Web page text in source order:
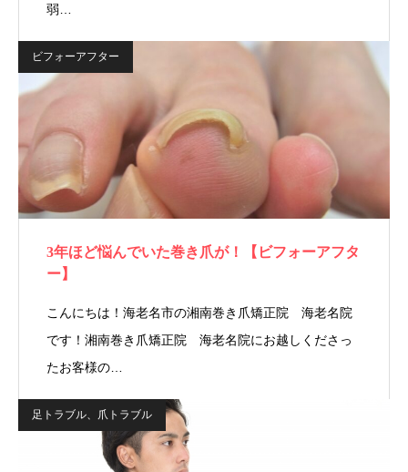
弱…
ビフォーアフター
3年ほど悩んでいた巻き爪が！【ビフォーアフタ
ー】
こんにちは！海老名市の湘南巻き爪矯正院 海老名院
です！湘南巻き爪矯正院 海老名院にお越しくださっ
たお客様の…
足トラブル、爪トラブル